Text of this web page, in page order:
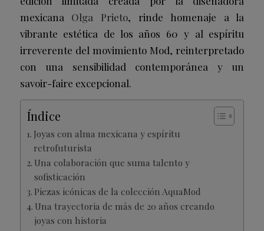
mexicana Olga Prieto, rinde homenaje a la
vibrante estética de los años 60 y al espíritu
irreverente del movimiento Mod, reinterpretado
con una sensibilidad contemporánea y un
savoir-faire excepcional.
Índice
Joyas con alma mexicana y espíritu
retrofuturista
Una colaboración que suma talento y
sofisticación
Piezas icónicas de la colección AquaMod
Una trayectoria de más de 20 años creando
joyas con historia